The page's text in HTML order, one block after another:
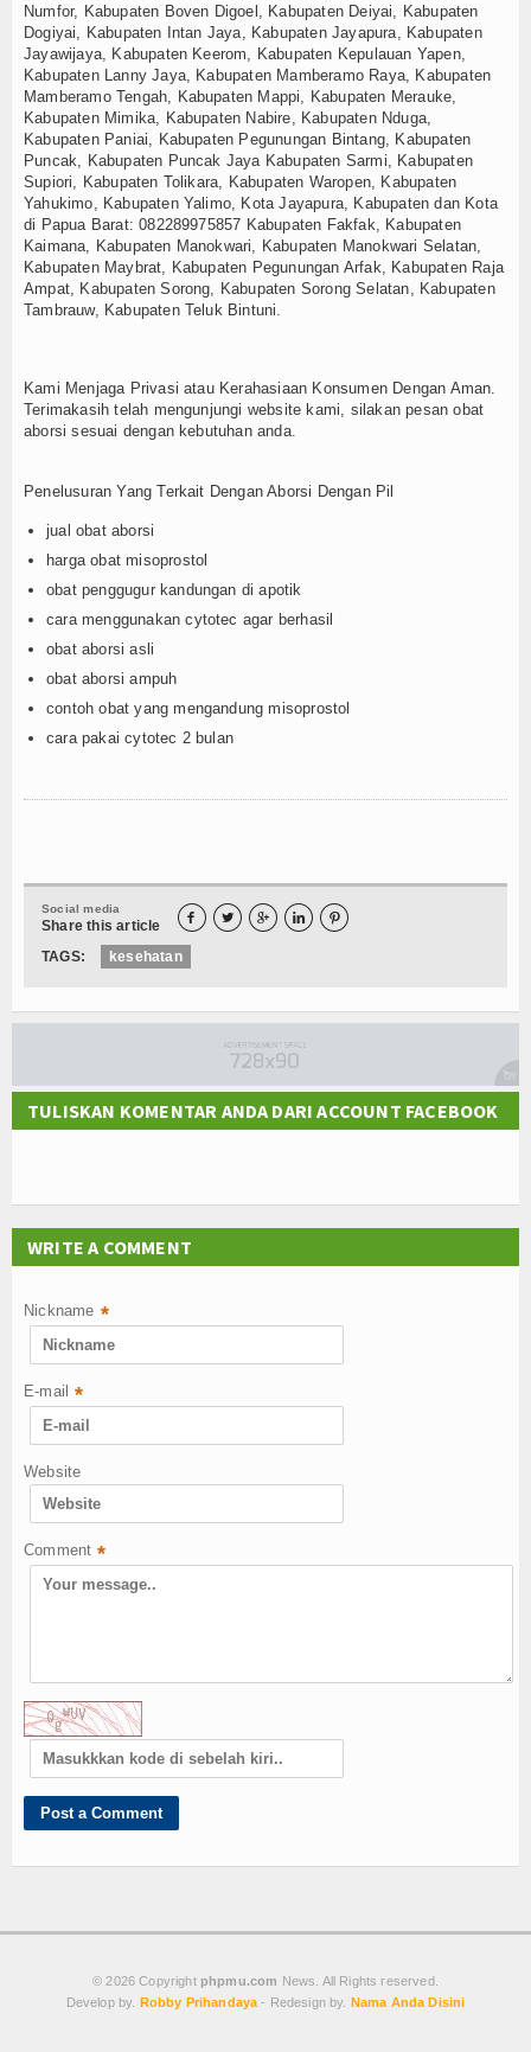
Numfor, Kabupaten Boven Digoel, Kabupaten Deiyai, Kabupaten
Dogiyai, Kabupaten Intan Jaya, Kabupaten Jayapura, Kabupaten
Jayawijaya, Kabupaten Keerom, Kabupaten Kepulauan Yapen,
Kabupaten Lanny Jaya, Kabupaten Mamberamo Raya, Kabupaten
Mamberamo Tengah, Kabupaten Mappi, Kabupaten Merauke,
Kabupaten Mimika, Kabupaten Nabire, Kabupaten Nduga,
Kabupaten Paniai, Kabupaten Pegunungan Bintang, Kabupaten
Puncak, Kabupaten Puncak Jaya Kabupaten Sarmi, Kabupaten
Supiori, Kabupaten Tolikara, Kabupaten Waropen, Kabupaten
Yahukimo, Kabupaten Yalimo, Kota Jayapura, Kabupaten dan Kota
di Papua Barat:082289975857 Kabupaten Fakfak, Kabupaten
Kaimana, Kabupaten Manokwari, Kabupaten Manokwari Selatan,
Kabupaten Maybrat, Kabupaten Pegunungan Arfak, Kabupaten Raja
Ampat, Kabupaten Sorong, Kabupaten Sorong Selatan, Kabupaten
Tambrauw, Kabupaten Teluk Bintuni.
Kami Menjaga Privasi atau Kerahasiaan Konsumen Dengan Aman.
Terimakasih telah mengunjungi website kami, silakan pesan obat
aborsi sesuai dengan kebutuhan anda.
Penelusuran Yang Terkait Dengan Aborsi Dengan Pil
jual obat aborsi
harga obat misoprostol
obat penggugur kandungan di apotik
cara menggunakan cytotec agar berhasil
obat aborsi asli
obat aborsi ampuh
contoh obat yang mengandung misoprostol
cara pakai cytotec 2 bulan
Social media
Share this article     
TAGS: kesehatan
TULISKAN KOMENTAR ANDA DARI ACCOUNT FACEBOOK
WRITE A COMMENT
Nickname *
E-mail *
Website
Comment *
© 2026 Copyright phpmu.com News. All Rights reserved.
Develop by. Robby Prihandaya - Redesign by. Nama Anda Disini